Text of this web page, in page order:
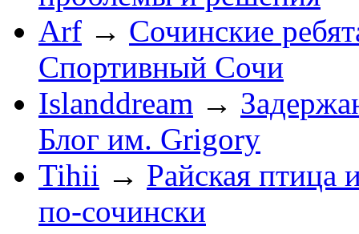
Arf → Сочинские
Спортивный Сочи
Islanddream →
Блог им. Grigory
Tihii → Райская птица
по-cочински